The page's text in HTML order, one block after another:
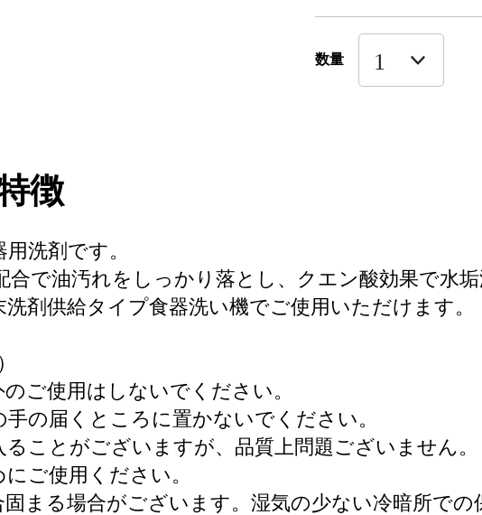
数量
徴
洗剤です。
合で油汚れをしっかり落とし、クエン酸効果で水
剤供給タイプ食器洗い機でご使用いただけます。
ご使用はしないでください。
の届くところに置かないでください。
ことがございますが、品質上問題ございません。
ご使用ください。
まる場合がございます。湿気の少ない冷暗所での